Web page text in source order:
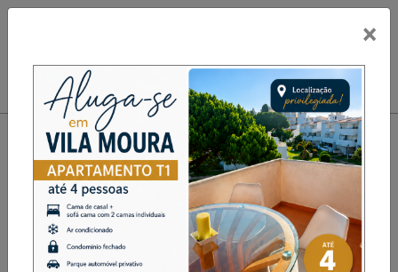
Toggle navigation
×
Mesão Frio: Ateliers (Re)Viver
visitam Termas Romanas de
Chaves